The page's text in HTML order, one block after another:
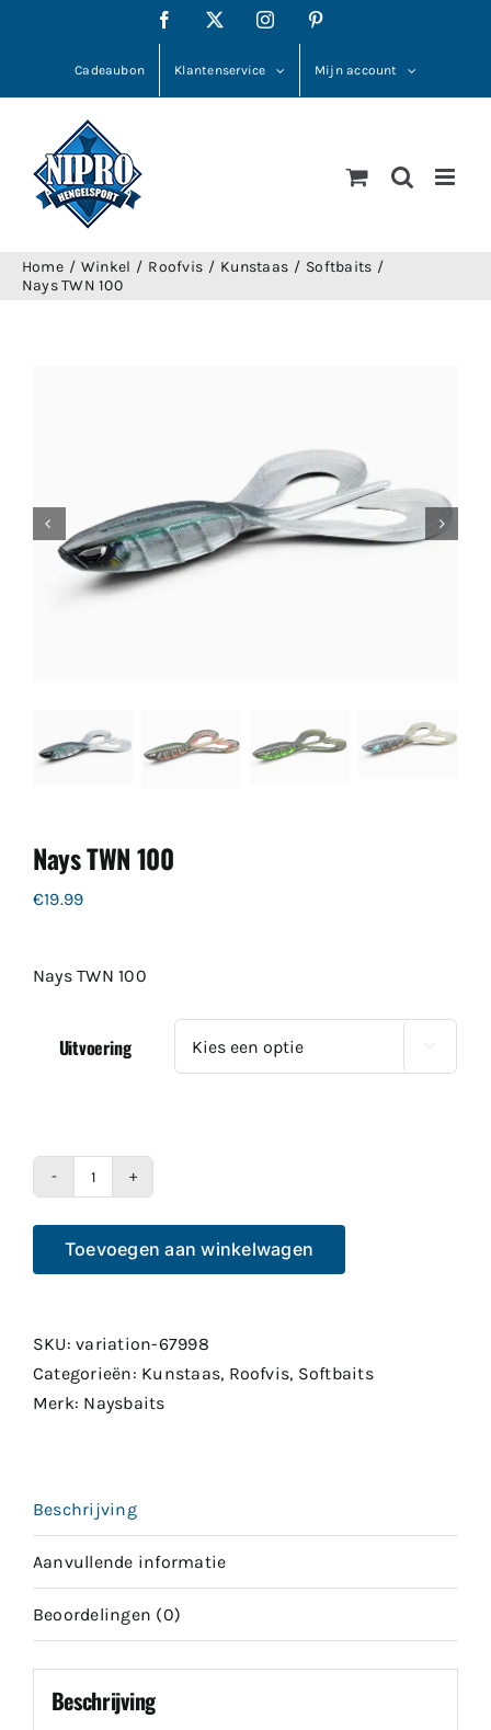
Facebook Instagram
Cadeaubon Klantenservice Mijn account
Home Winkel Roofvis Kunstaas
Softbaits
Nays TWN 100
Nays TWN 100
€19.99
Nays TWN 100
Uitvoering 
100
aantal
Toevoegen aan winkelwagen
SKU:variation-67998
Categorieën: Kunstaas, Roofvis, Softbaits
Merk: Naysbaits
Beschrijving
Aanvullende informatie
Beoordelingen (0)
Beschrijving